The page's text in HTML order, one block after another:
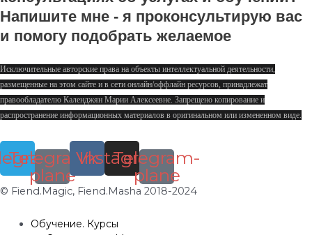
Напишите мне - я проконсультирую вас
и помогу подобрать желаемое
Исключительные авторские права на объекты интеллектуальной деятельности,
размещенные на этом сайте и в сети онлайн/оффлайн ресурсов, принадлежат
правообладателю Календжян Марии Алексеевне. Запрещено копирование и
распространение информационных материалов в оригинальном или измененном виде.
Telegram-
plane
Vk
Instagram
Telegram-
plane
© Fiend.Magic, Fiend.Masha 2018-2024
Обучение. Курсы